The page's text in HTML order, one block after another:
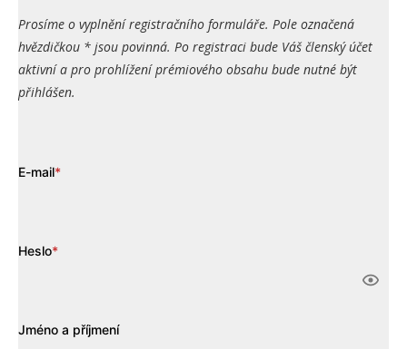
Prosíme o vyplnění registračního formuláře. Pole označená
hvězdičkou * jsou povinná. Po registraci bude Váš členský účet
aktivní a pro prohlížení prémiového obsahu bude nutné být
přihlášen.
E-mail*
Heslo*
Jméno a příjmení